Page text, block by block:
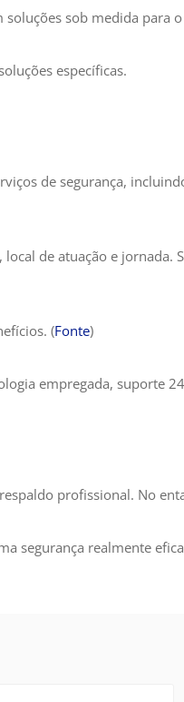
soluções sob medida
específicas.
de segurança,
de atuação e jornada.
(Fonte)
empregada, suporte
profissional. No
segurança realmente